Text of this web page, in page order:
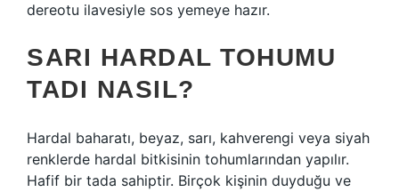
dereotu ilavesiyle sos yemeye hazır.
SARI HARDAL TOHUMU
TADI NASIL?
Hardal baharatı, beyaz, sarı, kahverengi veya siyah
renklerde hardal bitkisinin tohumlarından yapılır.
Hafif bir tada sahiptir. Birçok kişinin duyduğu ve